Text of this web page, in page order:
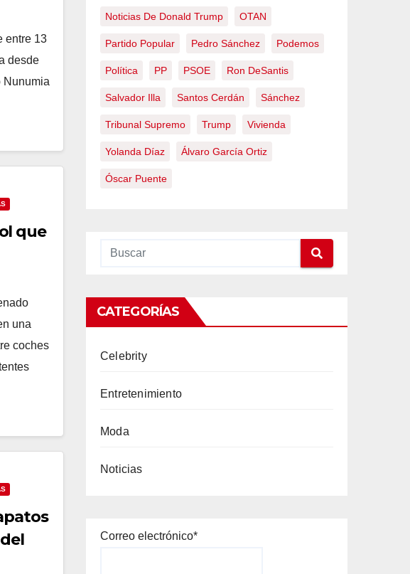
entre 13
desde
Nunumia
que
una
coches
Noticias De Donald Trump OTAN
Partido Popular Pedro Sánchez Podemos
Política PP PSOE Ron DeSantis
Salvador Illa Santos Cerdán Sánchez
Tribunal Supremo Trump Vivienda
Yolanda Díaz Álvaro García Ortiz
Óscar Puente
CATEGORÍAS
Celebrity
Entretenimiento
Moda
Noticias
Correo electrónico*